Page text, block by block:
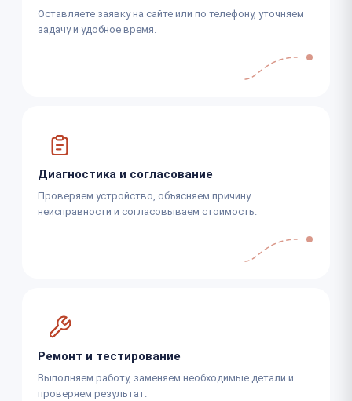
Оставляете заявку на сайте или по телефону, уточняем
задачу и удобное время.
Диагностика и согласование
Проверяем устройство, объясняем причину
неисправности и согласовываем стоимость.
Ремонт и тестирование
Выполняем работу, заменяем необходимые детали и
проверяем результат.